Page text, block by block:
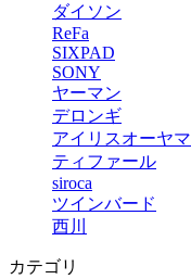
ダイソン
ReFa
SIXPAD
SONY
ヤーマン
デロンギ
アイリスオーヤマ
ティファール
siroca
ツインバード
西川
カテゴリ